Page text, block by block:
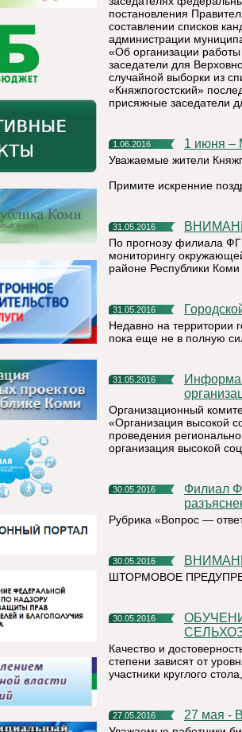
постановления
составлении списков
администрации
«Об организации
заседатели для
случайной выборки из
«Княжпогостский»
присяжные заседатели
1.06.2016 1 июня
Уважаемые жители
Примите искренние
31.05.2016
По прогнозу филиала
мониторингу
районе Республики
31.05.2016
Недавно на территории
пока еще не в полную
31.05.2016
Информационное сообщение Вниманию руководителей
Организационный
«Организация высокой
проведения
организация высокой
30.05.2016
Филиал ФГБУ «ФКП Росреестра» по Республике Коми дает
Рубрика «Вопрос —
30.05.2016
ШТОРМОВОЕ
30.05.2016
ОБУЧЕНИЕ ПЕРЕПИСЧИКОВ – ЗАЛОГ УСПЕХА
Качество и
степени зависят от
участники круглого
27.05.2016 27 мая -